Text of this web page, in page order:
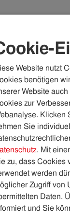
Tyrol
Website nutzt
benötigen
Website
zur
Klicken
Sie
. Mit
zu, dass Cookies
werden
Zugriff von
Daten.
und Sie